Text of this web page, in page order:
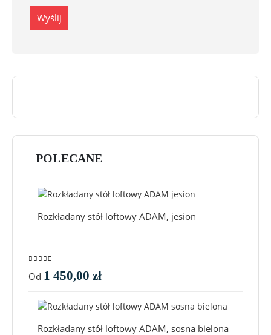
POLECANE
Rozkładany stół loftowy ADAM, jesion
Od 1 450,00 zł
Rozkładany stół loftowy ADAM, sosna bielona